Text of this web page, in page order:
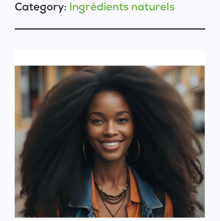
Category: Ingrédients naturels